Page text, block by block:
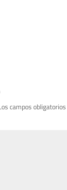
campos obligatorios